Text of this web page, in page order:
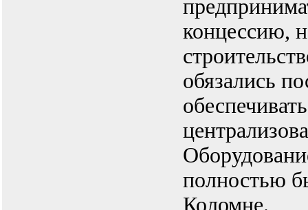
концессию,
обязались
полностью
Коломне.